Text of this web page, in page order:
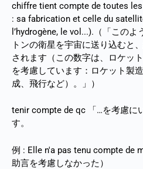
chiffre tient compte de toutes
: sa fabrication et celle du
l’hydrogène, le vol...).（「この
トンの衛星を宇宙に送り込むと
されます（この数字は、ロケッ
を考慮しています：ロケット製
成、飛行など）。」）
tenir compte de qc 「…を考慮に
す。
例 : Elle n'a pas tenu compte de
助言を考慮しなかった）